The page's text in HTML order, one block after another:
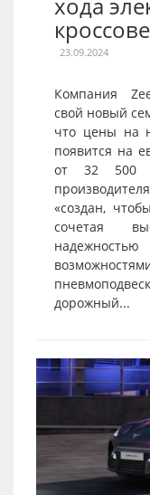
23.09.2024
Компания
свой новый
что цены на
появится на
от 32 500
«создан,
сочетая
дорожный...